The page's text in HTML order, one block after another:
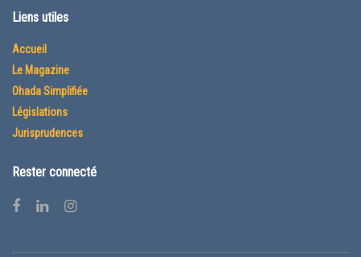
Liens utiles
Accueil
Le Magazine
Ohada Simplifiée
Législations
Jurisprudences
Rester connecté